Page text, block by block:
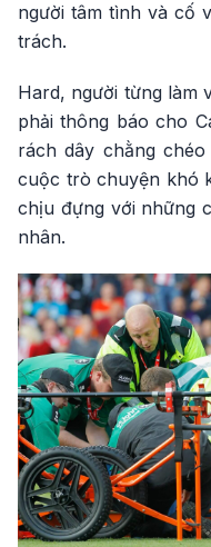
người tâm tình và cố
trách.
Hard, người từng làm
phải thông báo cho
rách dây chằng
cuộc trò chuyện khó
chịu đựng với những
nhân.